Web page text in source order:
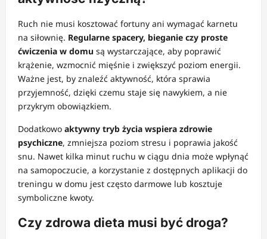
Ruch nie musi kosztować fortuny ani wymagać karnetu
na siłownię. Regularne spacery, bieganie czy proste
ćwiczenia w domu są wystarczające, aby poprawić
krążenie, wzmocnić mięśnie i zwiększyć poziom energii.
Ważne jest, by znaleźć aktywność, która sprawia
przyjemność, dzięki czemu staje się nawykiem, a nie
przykrym obowiązkiem.
Dodatkowo aktywny tryb życia wspiera zdrowie
psychiczne, zmniejsza poziom stresu i poprawia jakość
snu. Nawet kilka minut ruchu w ciągu dnia może wpłynąć
na samopoczucie, a korzystanie z dostępnych aplikacji do
treningu w domu jest często darmowe lub kosztuje
symboliczne kwoty.
Czy zdrowa dieta musi być droga?